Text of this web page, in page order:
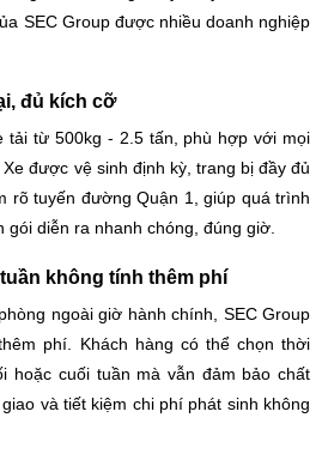
SEC Group được nhiều doanh nghiệp
đủ kích cỡ
tải từ 500kg - 2.5 tấn, phù hợp với mọi
được vệ sinh định kỳ, trang bị đầy đủ
rõ tuyến đường Quận 1, giúp quá trình
gói diễn ra nhanh chóng, đúng giờ.
không tính thêm phí
ngoài giờ hành chính, SEC Group
phí. Khách hàng có thể chọn thời
hoặc cuối tuần mà vẫn đảm bảo chất
và tiết kiệm chi phí phát sinh không